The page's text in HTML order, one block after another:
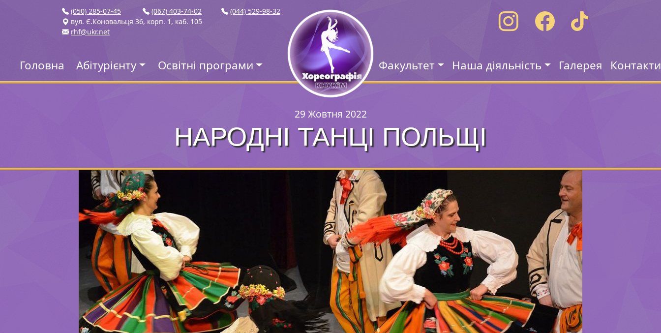
Головна Абітурієнту Освітні програми Факультет Наша діяльність Галерея Контакти
(050) 285-07-45 (067) 403-74-02
(044) 529-98-32
вул. Є.Коновальця 36, корп. 1, каб. 105
rhf@ukr.net
29 Жовтня 2022
НАРОДНІ ТАНЦІ ПОЛЬЩІ